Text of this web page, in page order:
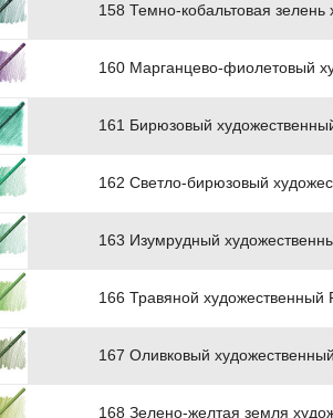
158 Темно-кобальтовая
160 Марганцево-фиолетовый
161 Бирюзовый
162 Светло-бирюзовый
163 Изумрудный
166 Травяной
167 Оливковый
168 Зелено-желтая земля